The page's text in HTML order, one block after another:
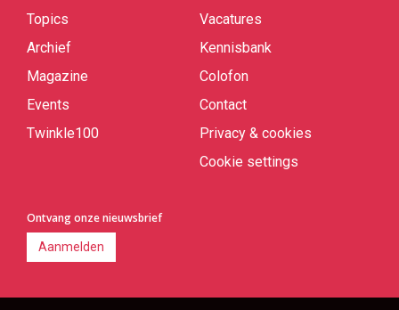
Topics
Archief
Magazine
Events
Twinkle100
Vacatures
Kennisbank
Colofon
Contact
Privacy & cookies
Cookie settings
Ontvang onze nieuwsbrief
Aanmelden